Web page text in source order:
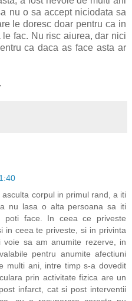
nu o sa accept niciodata sa
le doresc doar pentru ca in
fac. Nu risc aiurea, dar nici
ca daca as face asta ar
corpul in primul rand, a iti
nu lasa o alta persoana sa iti
face. In ceea ce priveste
in ceea te priveste, si in privinta
voie sa am anumite rezerve, in
pentru anumite afectiuni
multi ani, intre timp s-a dovedit
prin activitate fizica are un
infarct, cat si post interventii